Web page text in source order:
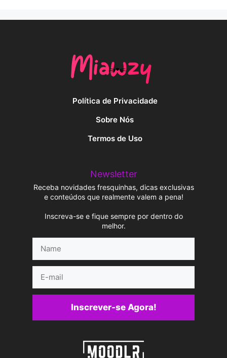
Política de Privacidade
Sobre Nós
Termos de Uso
Newsletter
Receba novidades fresquinhas, dicas exclusivas
e conteúdos que realmente valem a pena!
Inscreva-se e fique sempre por dentro do
melhor.
mail
Inscrever-se Agora!